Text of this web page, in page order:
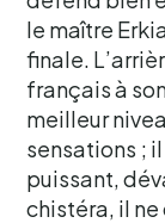
le maître
finale.
français à
meilleur
sensations ;
puissant,
chistéra, il ne